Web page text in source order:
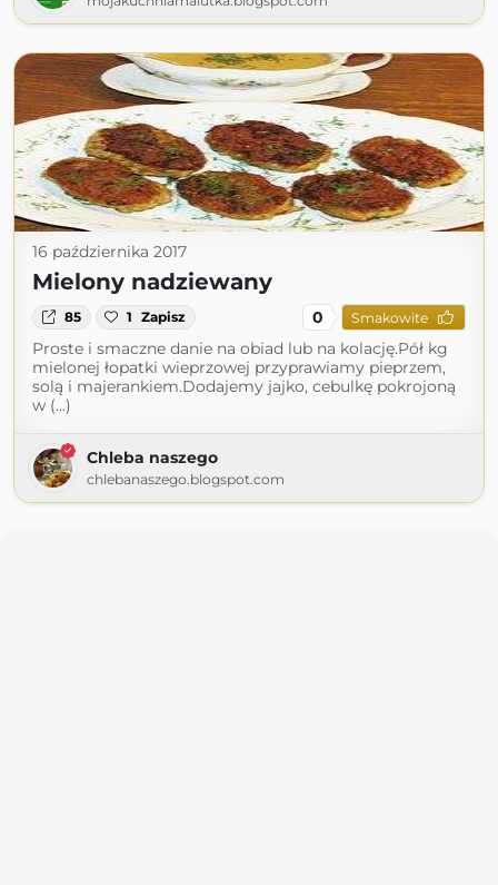
16 października 2017
Mielony nadziewany
85 1 Zapisz 0 Smakowite
Proste i smaczne danie na obiad lub na kolację.Pół kg
mielonej łopatki wieprzowej przyprawiamy pieprzem,
solą i majerankiem.Dodajemy jajko, cebulkę pokrojoną
w (...)
Chleba naszego
chlebanaszego.blogspot.com